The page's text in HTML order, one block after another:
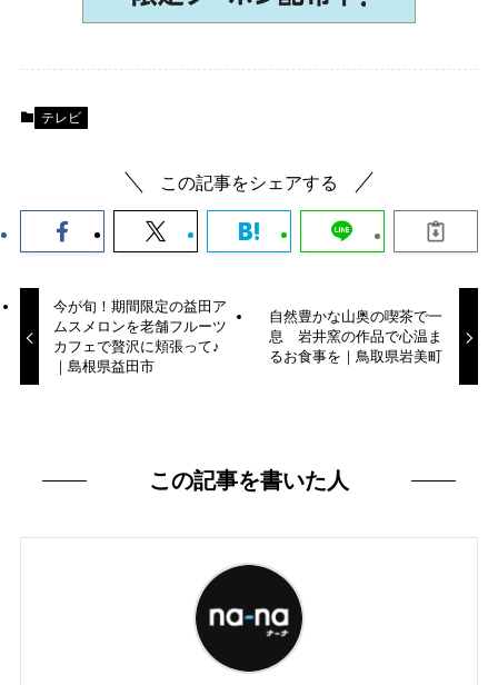
テレビ
この記事をシェアする
今が旬！期間限定の益田ア
ムスメロンを老舗フルーツ
カフェで贅沢に頬張って♪
｜島根県益田市
自然豊かな山奥の喫茶で一
息 岩井窯の作品で心温ま
るお食事を｜鳥取県岩美町
この記事を書いた人